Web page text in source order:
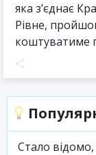
яка з’єднає
Рівне,
коштуватиме
Стало відомо,